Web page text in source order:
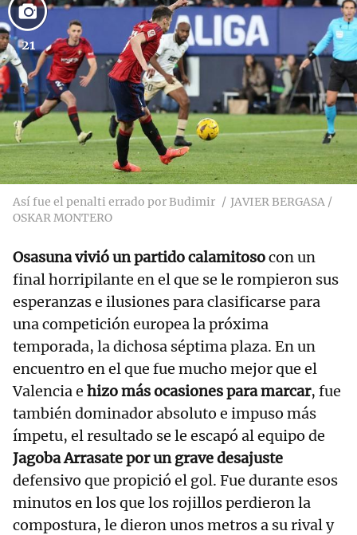
21
Así fue el penalti errado por Budimir
JAVIER BERGASA /
OSKAR MONTERO
Osasuna vivió un partido calamitosocon un
final horripilante en el que se le rompieron sus
esperanzas e ilusiones para clasificarse para
una competición europea la próxima
temporada, la dichosa séptima plaza. En un
encuentro en el que fue mucho mejor que el
Valencia e hizo más ocasiones para marcar, fue
también dominador absoluto e impuso más
ímpetu, el resultado se le escapó al equipo de
Jagoba Arrasate por un grave desajuste
defensivo que propició el gol. Fue durante esos
minutos en los que los rojillos perdieron la
compostura, le dieron unos metros a su rival y